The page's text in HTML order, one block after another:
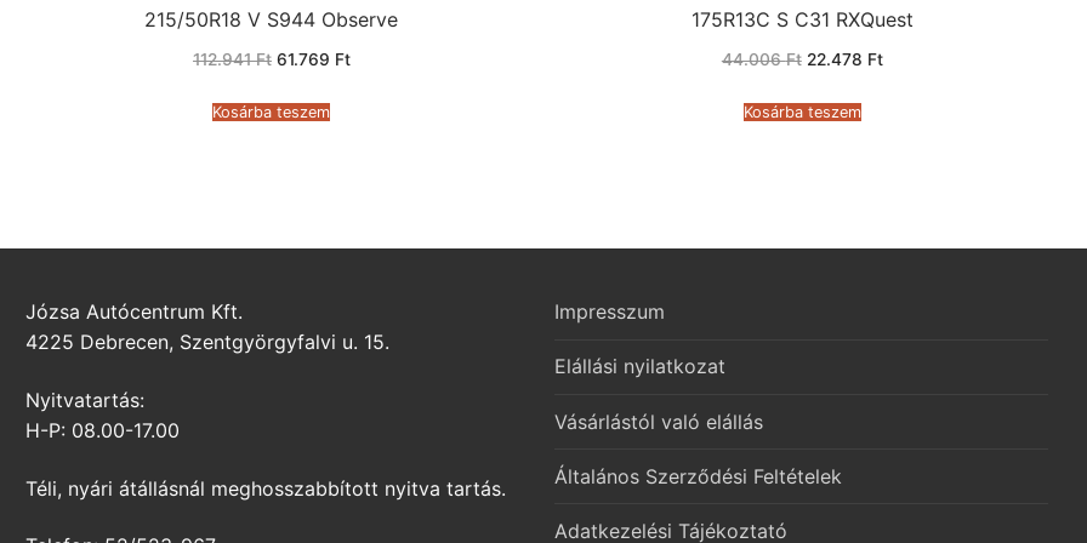
215/50R18 V S944 Observe
112.941Ft Original
112.941 Ft.
61.769 FtCurrent
Kosárba teszem
175R13C S C31 RXQuest
44.006Ft Original
44.006 Ft.
22.478 FtCurrent
Kosárba teszem
Józsa Autócentrum Kft.
4225 Debrecen, Szentgyörgyfalvi u. 15.
Nyitvatartás:
H-P: 08.00-17.00
Téli, nyári átállásnál meghosszabbított nyitva tartás.
Impresszum
Elállási nyilatkozat
Vásárlástól való elállás
Általános Szerződési Feltételek
Adatkezelési Tájékoztató